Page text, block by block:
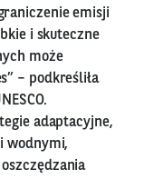
emisji
i skuteczne
może
– podkreśliła
adaptacyjne,
wodnymi,